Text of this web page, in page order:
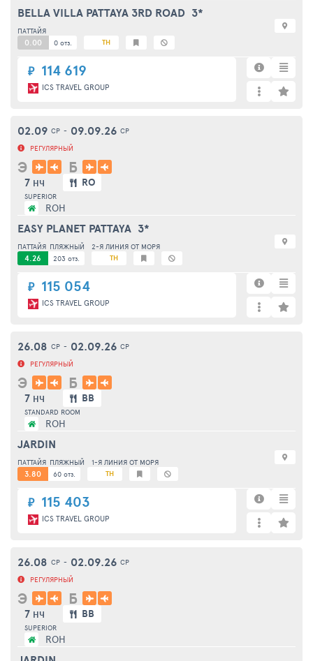
₽ 114 619
ICS TRAVEL GROUP
BELLA VILLA PATTAYA 3RD ROAD 3*
ПАТТАЙЯ
0.00 0 отз. TH
₽ 115 054
ICS TRAVEL GROUP
02.09 СР - 09.09.26 СР
РЕГУЛЯРНЫЙ
Э Б
7 НЧ RO
SUPERIOR
ROH
EASY PLANET PATTAYA 3*
ПАТТАЙЯ ПЛЯЖНЫЙ 2-Я ЛИНИЯ ОТ МОРЯ
4.26 203 отз. TH
₽ 115 403
ICS TRAVEL GROUP
26.08 СР - 02.09.26 СР
РЕГУЛЯРНЫЙ
Э Б
7 НЧ BB
STANDARD ROOM
ROH
JARDIN
ПАТТАЙЯ ПЛЯЖНЫЙ 1-Я ЛИНИЯ ОТ МОРЯ
3.80 60 отз. TH
26.08 СР - 02.09.26 СР
РЕГУЛЯРНЫЙ
Э Б
7 НЧ BB
SUPERIOR
ROH